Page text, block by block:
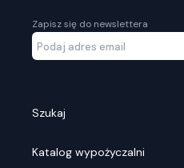
Zapisz się do newslettera
Szukaj
Katalog wypożyczalni